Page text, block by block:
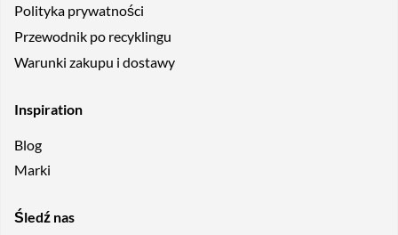
Polityka prywatności
Przewodnik po recyklingu
Warunki zakupu i dostawy
Inspiration
Blog
Marki
Śledź nas